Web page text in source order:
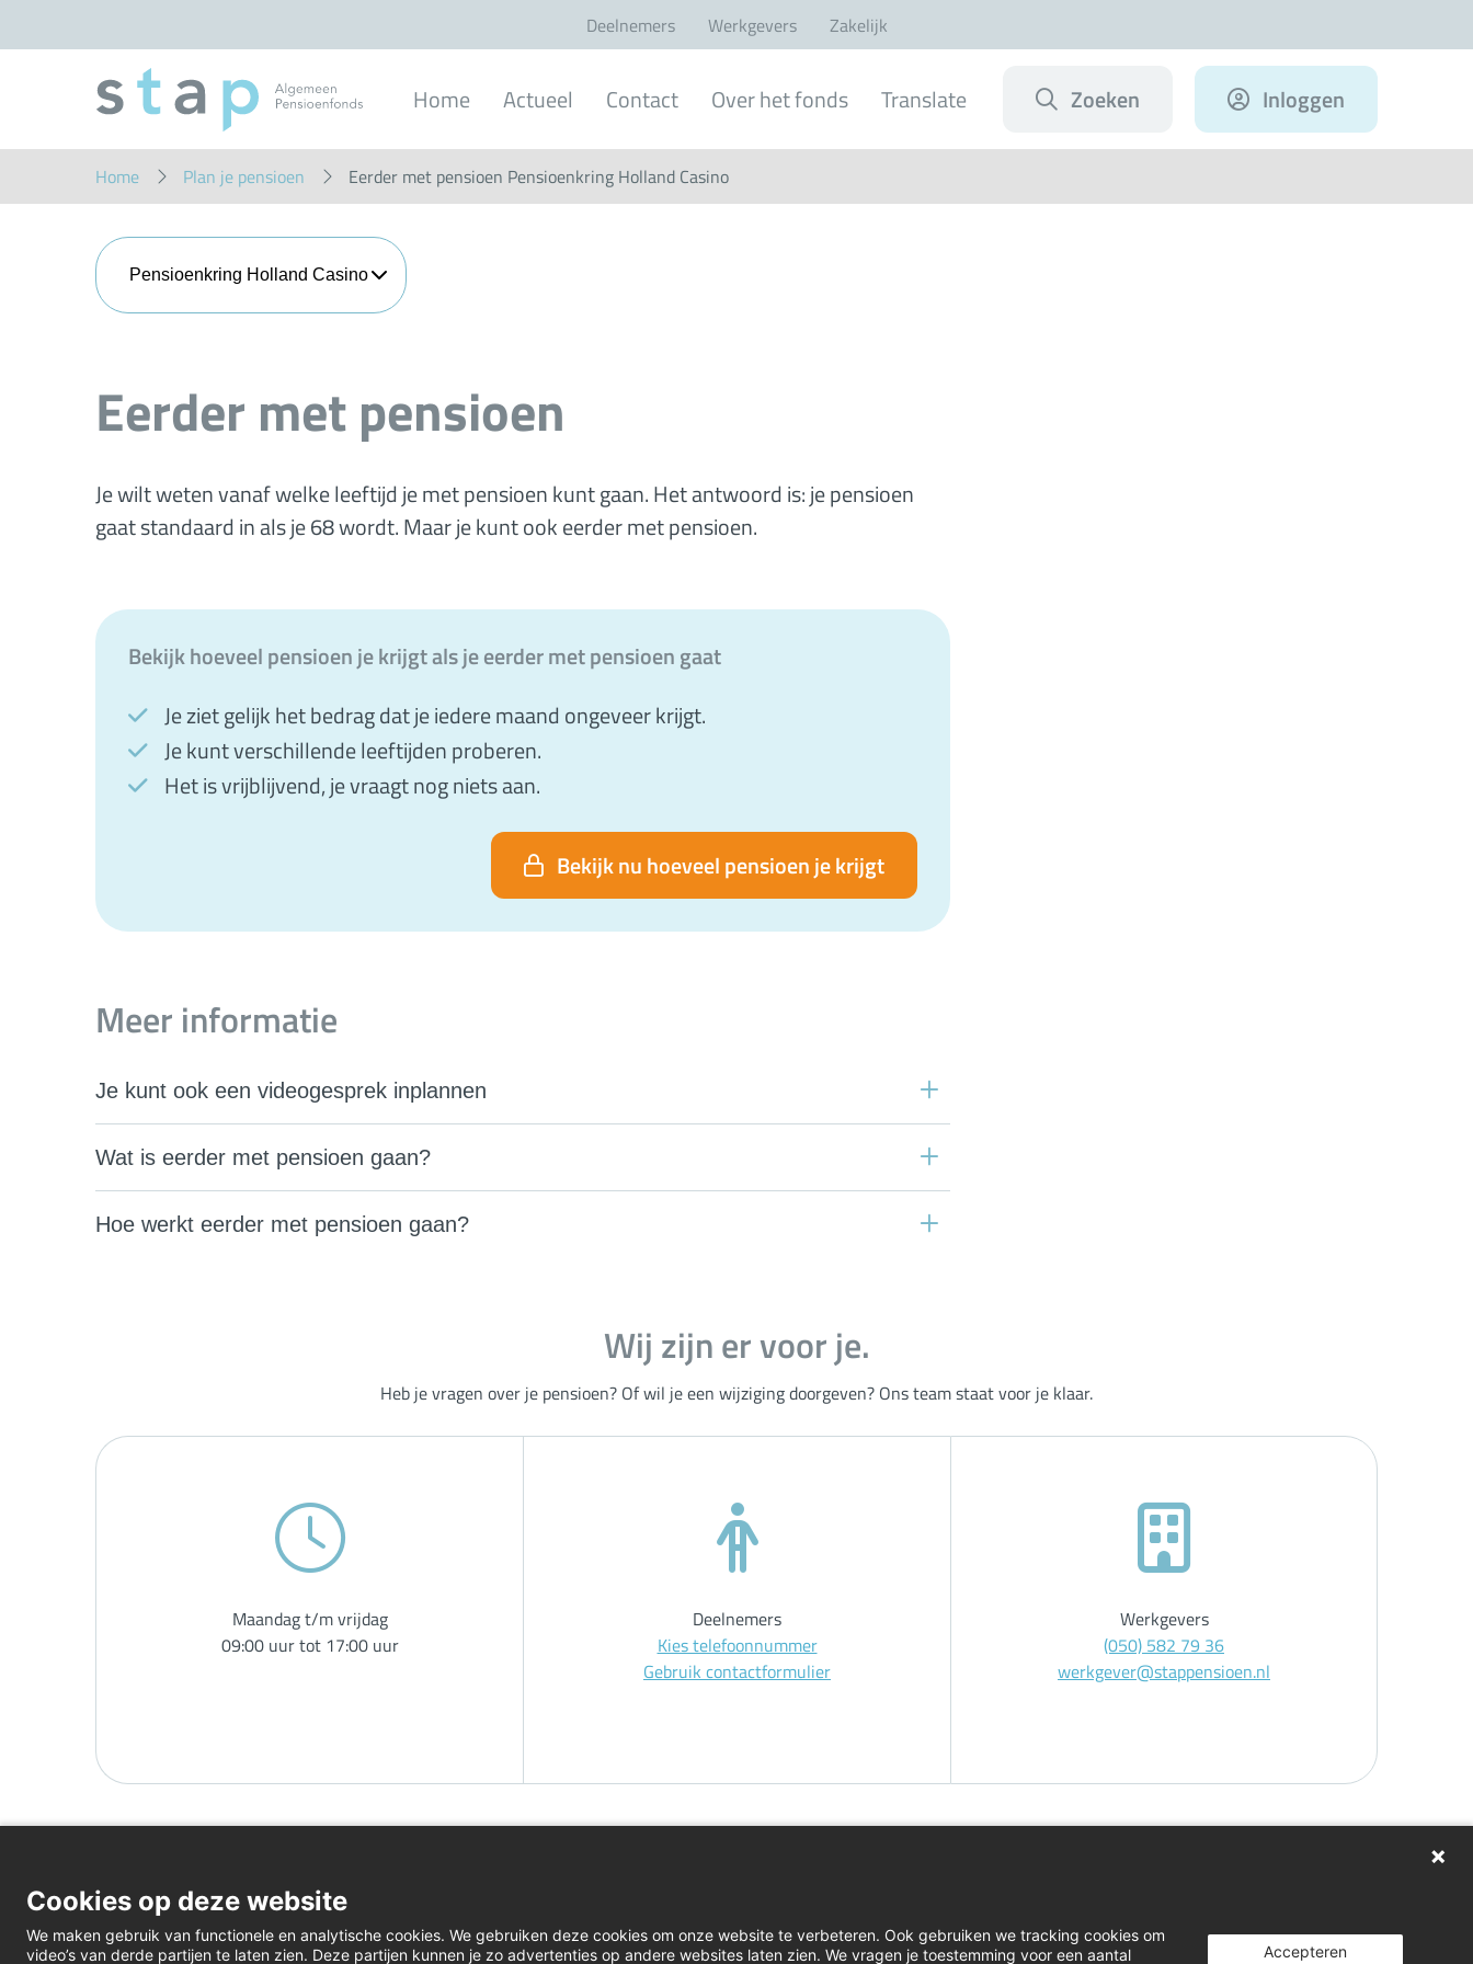
naar
Deelnemers Werkgevers Zakelijk
Home Actueel Contact Over het fonds Translate Zoeken Inloggen
Home Plan je pensioen Eerder met pensioen Pensioenkring Holland Casino
Pensioenkring Holland Casino
Eerder met pensioen
Je wilt weten vanaf welke leeftijd je met pensioen kunt gaan. Het antwoord is: je pensioen
gaat standaard in als je 68 wordt. Maar je kunt ook eerder met pensioen.
Bekijk hoeveel pensioen je krijgt als je eerder met pensioen gaat
Je ziet gelijk het bedrag dat je iedere maand ongeveer krijgt.
Je kunt verschillende leeftijden proberen.
Het is vrijblijvend, je vraagt nog niets aan.
Bekijk nu hoeveel pensioen je krijgt
Meer informatie
Je kunt ook een videogesprek inplannen
Wat is eerder met pensioen gaan?
Hoe werkt eerder met pensioen gaan?
Wij zijn er voor je.
Heb je vragen over je pensioen? Of wil je een wijziging doorgeven? Ons team staat voor je klaar.
Maandag t/m vrijdag
09:00 uur tot 17:00 uur
Deelnemers
Kies telefoonnummer
Gebruik contactformulier
Werkgevers
(050) 582 79 36
werkgever@stappensioen.nl
Contact
Klacht
Cookies op deze website
We maken gebruik van functionele en analytische cookies. We gebruiken deze cookies om onze website te verbeteren. Ook gebruiken we tracking cookies om
video’s van derde partijen te laten zien. Deze partijen kunnen je zo advertenties op andere websites laten zien. We vragen je toestemming voor een aantal
Accepteren